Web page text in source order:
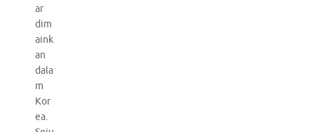
ar
dim
aink
an
dala
m
Kor
ea.